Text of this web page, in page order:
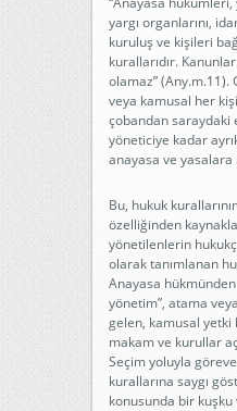
yargı organlarını,
kuruluş ve kişileri
kurallarıdır.
olamaz” (Any.m.11).
veya kamusal her
çobandan saraydaki
yöneticiye kadar
anayasa ve yasalara
Bu, hukuk
özelliğinden
yönetilenlerin
olarak tanımlanan
Anayasa hükmünden
yönetim”, atama
gelen, kamusal yetki
makam ve kurullar
Seçim yoluyla
kurallarına saygı
konusunda bir